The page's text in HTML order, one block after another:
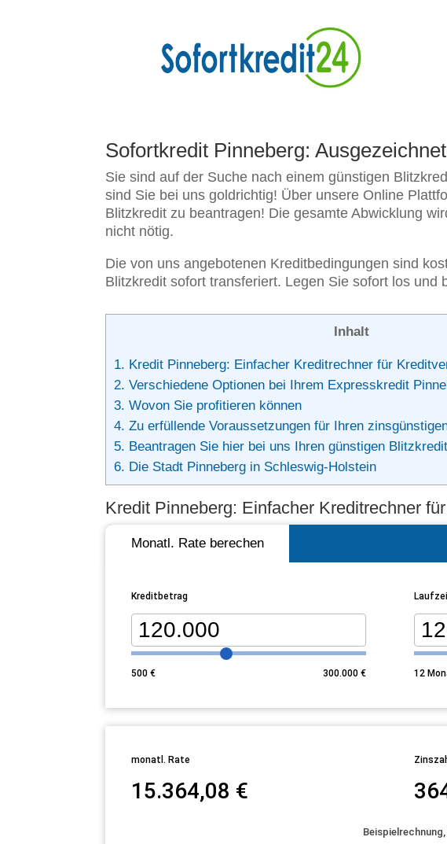
Sofortkredit Pinneberg:
Sie sind auf der Suche nach einem günstigen
sind Sie bei uns goldrichtig! Über unsere Online
Blitzkredit zu beantragen! Die gesamte Abwicklung
nicht nötig.
Die von uns angebotenen Kreditbedingungen sind
Blitzkredit sofort transferiert. Legen Sie sofort los
Inhalt
1. Kredit Pinneberg: Einfacher Kreditrechner für
2. Verschiedene Optionen bei Ihrem Expresskredit
3. Wovon Sie profitieren können
4. Zu erfüllende Voraussetzungen für Ihren
5. Beantragen Sie hier bei uns Ihren günstigen
6. Die Stadt Pinneberg in Schleswig-Holstein
Kredit Pinneberg: Einfacher Kreditrechner
Monatl. Rate berechen
Kreditbetrag
500€ 300.000 € 12
monatl. Rate
15.364,08 €